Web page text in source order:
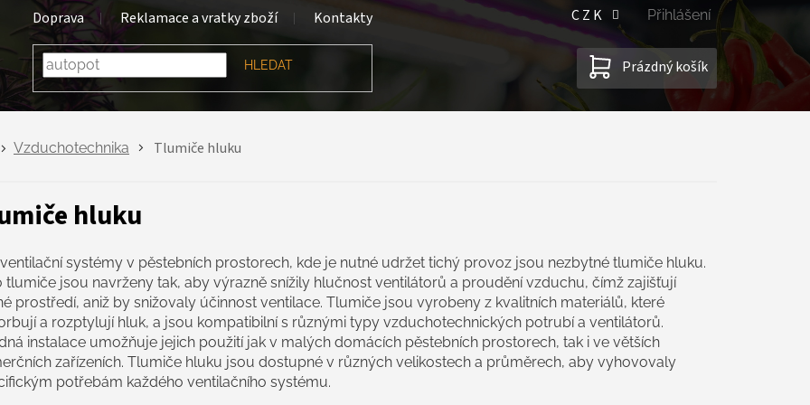
Doprava Reklamace a vratky zboží Kontakty CZK Přihlášení
HLEDAT
NÁKUPNÍ
KOŠÍK
Prázdný košík
Vzduchotechnika Tlumiče hluku
hluku
systémy v pěstebních prostorech, kde je nutné udržet tichý provoz jsou nezbytné tlumiče hluku.
tlumiče jsou navrženy tak, aby výrazně snížily hlučnost ventilátorů a proudění vzduchu, čímž zajišťují
prostředí, aniž by snižovaly účinnost ventilace. Tlumiče jsou vyrobeny z kvalitních materiálů, které
a rozptylují hluk, a jsou kompatibilní s různými typy vzduchotechnických potrubí a ventilátorů.
instalace umožňuje jejich použití jak v malých domácích pěstebních prostorech, tak i ve větších
zařízeních. Tlumiče hluku jsou dostupné v různých velikostech a průměrech, aby vyhovovaly
potřebám každého ventilačního systému.